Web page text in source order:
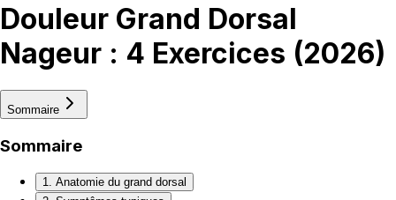
Douleur Grand Dorsal
Nageur : 4 Exercices (2026)
Sommaire
Sommaire
1. Anatomie du grand dorsal